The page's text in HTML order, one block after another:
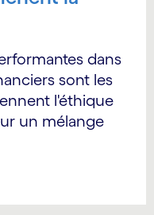
dans
sont les
l'éthique
un mélange